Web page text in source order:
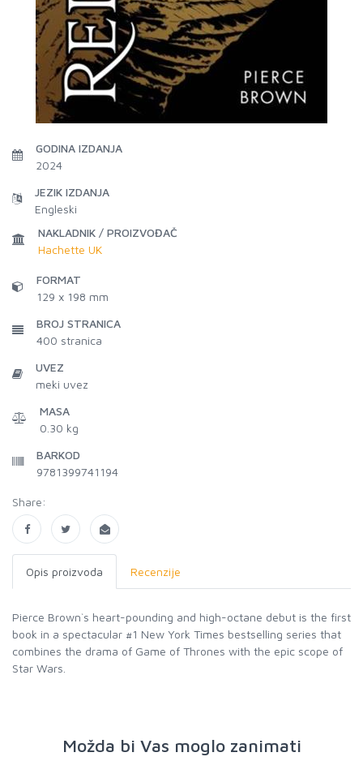
GODINA IZDANJA
2024
JEZIK IZDANJA
Engleski
NAKLADNIK / PROIZVOĐAČ
Hachette UK
FORMAT
129 x 198 mm
BROJ STRANICA
400 stranica
UVEZ
meki uvez
MASA
0.30 kg
BARKOD
9781399741194
Share:
Opis proizvoda Recenzije
Pierce Brown`s heart-pounding and high-octane debut is the first
book in a spectacular #1 New York Times bestselling series that
combines the drama of Game of Thrones with the epic scope of
Star Wars.
Možda bi Vas moglo zanimati